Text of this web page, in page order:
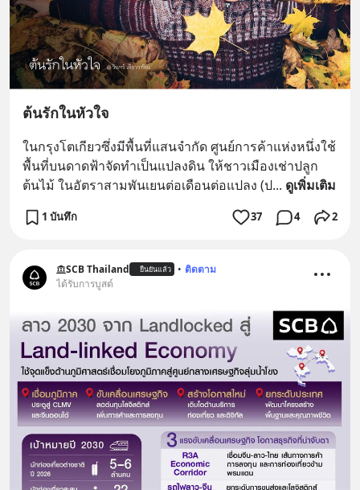
ต้นรักในหัวใจ
ในกรุงโตเกียวซึ่งมีพื้นที่แสนจำกัด ศูนย์การค้าแห่งหนึ่งใช้
พื้นที่บนดาดฟ้าจัดทำเป็นแปลงดิน ให้ชาวเมืองเช่าปลูก
ต้นไม้ ในอัตราสามพันเยนต่อเดือนต่อแปลง (ป... ดูเพิ่มเติม
1 บันทึก 37 4 2
SCB Thailand ยืนยันแล้ว • ติดตาม
ได้รับการบูสต์